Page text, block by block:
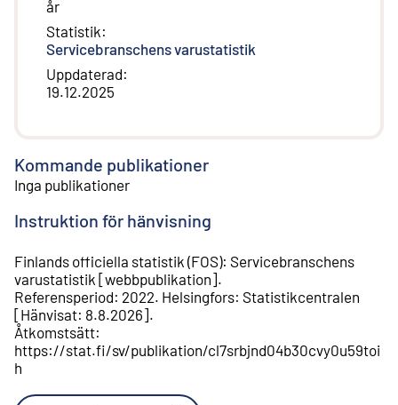
år
Statistik:
Servicebranschens varustatistik
Uppdaterad:
19.12.2025
Kommande publikationer
Inga publikationer
Instruktion för hänvisning
Finlands officiella statistik (FOS): Servicebranschens
varustatistik [webbpublikation].
Referensperiod: 2022. Helsingfors: Statistikcentralen
[Hänvisat: 8.8.2026].
Åtkomstsätt:
https://stat.fi/sv/publikation/cl7srbjnd04b30cvy0u59toi
h